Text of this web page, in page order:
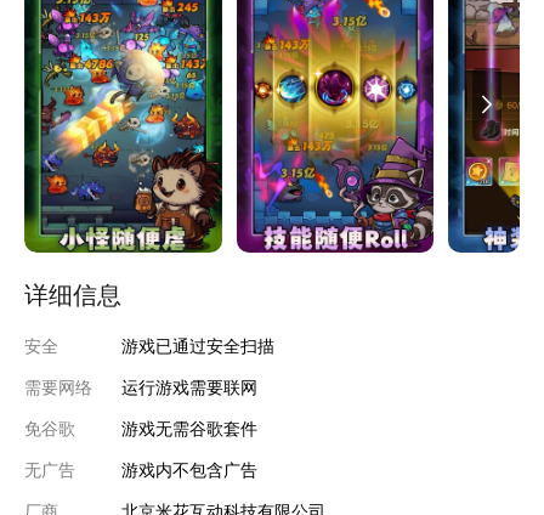
详细信息
安全 游戏已通过安全扫描
需要网络 运行游戏需要联网
免谷歌 游戏无需谷歌套件
无广告 游戏内不包含广告